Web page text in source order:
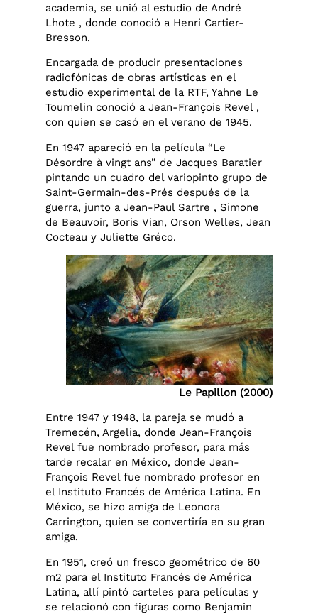
academia, se unió al estudio de André
Lhote , donde conoció a Henri Cartier-
Bresson.
Encargada de producir presentaciones
radiofónicas de obras artísticas en el
estudio experimental de la RTF, Yahne Le
Toumelin conoció a Jean-François Revel ,
con quien se casó en el verano de 1945.
En 1947 apareció en la película “Le
Désordre à vingt ans” de Jacques Baratier
pintando un cuadro del variopinto grupo de
Saint-Germain-des-Prés después de la
guerra, junto a Jean-Paul Sartre , Simone
de Beauvoir, Boris Vian, Orson Welles, Jean
Cocteau y Juliette Gréco.
Le Papillon (2000)
Entre 1947 y 1948, la pareja se mudó a
Tremecén, Argelia, donde Jean-François
Revel fue nombrado profesor, para más
tarde recalar en México, donde Jean-
François Revel fue nombrado profesor en
el Instituto Francés de América Latina. En
México, se hizo amiga de Leonora
Carrington, quien se convertiría en su gran
amiga.
En 1951, creó un fresco geométrico de 60
m2 para el Instituto Francés de América
Latina, allí pintó carteles para películas y
se relacionó con figuras como Benjamin